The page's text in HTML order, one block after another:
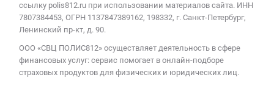
ссылку polis812.ru при использовании материалов сайта. ИНН
7807384453, ОГРН 1137847389162, 198332, г. Санкт-Петербург,
Ленинский пр-кт, д. 90.
ООО «СВЦ ПОЛИС812» осуществляет деятельность в сфере
финансовых услуг: сервис помогает в онлайн-подборе
страховых продуктов для физических и юридических лиц.